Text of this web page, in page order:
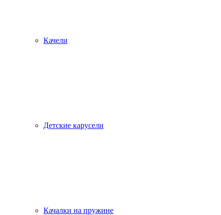
Качели
Детские карусели
Качалки на пружине